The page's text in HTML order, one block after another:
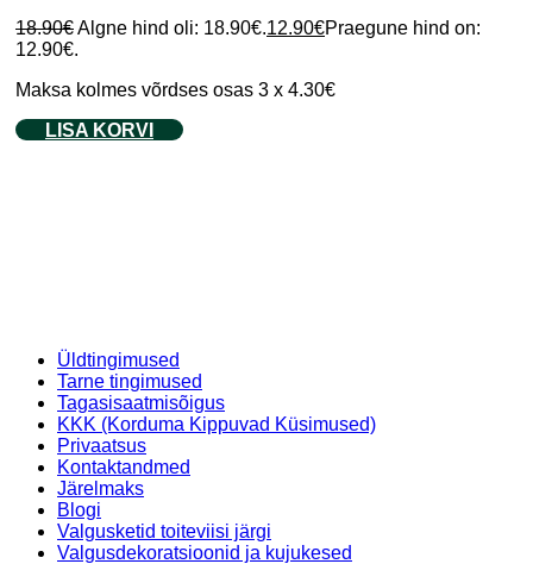
18.90€Algne hind oli: 18.90€.12.90€Praegune hind on:
12.90€.
Maksa kolmes võrdses osas 3 x 4.30€
LISA KORVI
Üldtingimused
Tarne tingimused
Tagasisaatmisõigus
KKK (Korduma Kippuvad Küsimused)
Privaatsus
Kontaktandmed
Järelmaks
Blogi
Valgusketid toiteviisi järgi
Valgusdekoratsioonid ja kujukesed